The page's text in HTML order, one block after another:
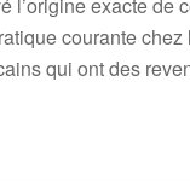
courante chez
qui ont des